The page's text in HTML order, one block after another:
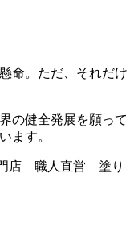
の健全発展を願って
ます。